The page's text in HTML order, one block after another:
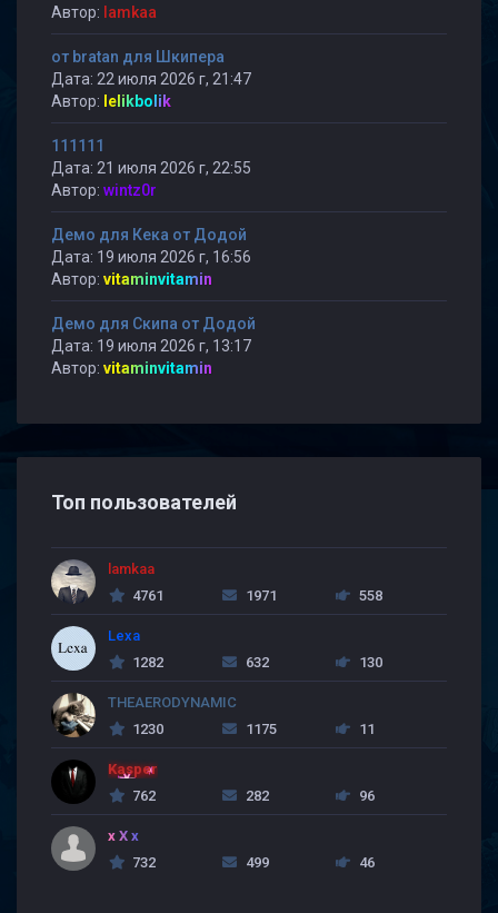
Автор: lamkaa
от bratan для Шкипера
Дата: 22 июля 2026 г, 21:47
Автор: lelikbolik
111111
Дата: 21 июля 2026 г, 22:55
Автор: wintz0r
Демо для Кека от Додой
Дата: 19 июля 2026 г, 16:56
Автор: vitaminvitamin
Демо для Скипа от Додой
Дата: 19 июля 2026 г, 13:17
Автор: vitaminvitamin
Топ пользователей
lamkaa
4761
1971 558
Lexa
1282
632 130
THEAERODYNAMIC
1230
1175 11
Kasper
762
282 96
x X x
732
499 46